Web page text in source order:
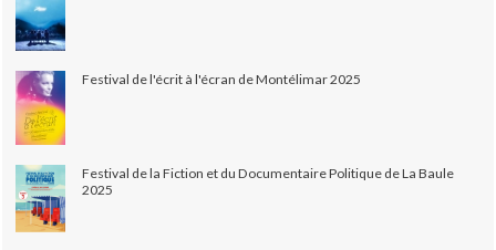
Festival de l'écrit à l'écran de Montélimar 2025
Festival de la Fiction et du Documentaire Politique de La Baule
2025